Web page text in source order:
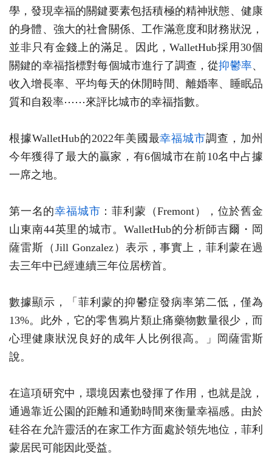
學，發現幸福的關鍵要素包括積極的精神狀態、健康
的身體、強大的社會關係、工作滿意度和財務狀況，
並非只有金錢上的滿足。因此，WalletHub採用30個
關鍵的幸福指標對每個城市進行了調查，從抑鬱率、
收入增長率、平均每天的休閒時間、離婚率、睡眠品
質和自殺率⋯⋯來評比城市的幸福指數。
根據WalletHub的2022年美國最幸福城市調查，加州
今年獲得了最大的贏家，有6個城市在前10名中占據
一席之地。
第一名的幸福城市 ：菲利蒙（Fremont），位於舊金
山東南44英里的城市。WalletHub的分析師吉爾・岡
薩雷斯（Jill Gonzalez）表示，事實上，菲利蒙在過
去三年中已經連續三年位居榜首。
數據顯示，「菲利蒙的抑鬱症發病率第二低，僅為
13%。此外，它的零售鴉片類止痛藥物數量很少，而
心理健康狀況良好的成年人比例很高。」岡薩雷斯
說。
在這項研究中，環境因素也發揮了作用，也就是說，
通過靠近公園的距離和通勤時間來衡量幸福感。由於
硅谷在允許靈活的在家工作方面處於領先地位，菲利
蒙居民可能因此受益。